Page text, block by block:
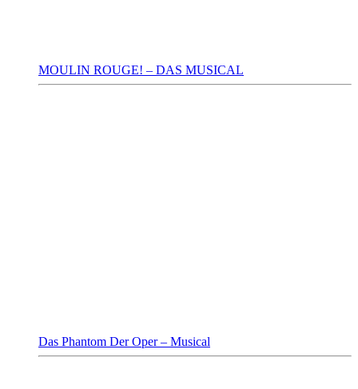
MOULIN ROUGE! – DAS MUSICAL
Das Phantom Der Oper – Musical